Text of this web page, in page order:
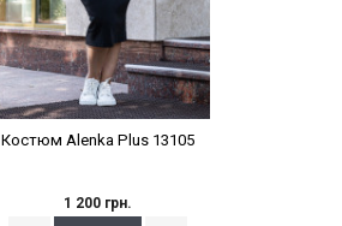
Костюм Alenka Plus 13105
1 200 грн.